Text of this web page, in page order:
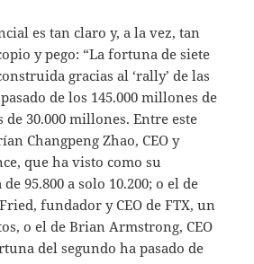
es tan claro y, a la vez, tan
y pego: “La fortuna de siete
gracias al ‘rally’ de las
de los 145.000 millones de
de 30.000 millones. Entre este
Changpeng Zhao, CEO y
que ha visto como su
95.800 a solo 10.200; o el de
fundador y CEO de FTX, un
o el de Brian Armstrong, CEO
del segundo ha pasado de